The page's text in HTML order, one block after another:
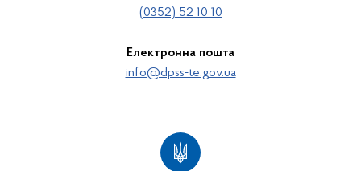
(0352) 52 10 10
Електронна пошта
info@dpss-te.gov.ua